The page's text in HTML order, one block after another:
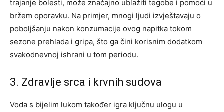
trajanje bolesti, može značajno ublažiti tegobe i pomoći u
bržem oporavku. Na primjer, mnogi ljudi izvještavaju o
poboljšanju nakon konzumacije ovog napitka tokom
sezone prehlada i gripa, što ga čini korisnim dodatkom
svakodnevnoj ishrani u tom periodu.
3. Zdravlje srca i krvnih sudova
Voda s bijelim lukom također igra ključnu ulogu u